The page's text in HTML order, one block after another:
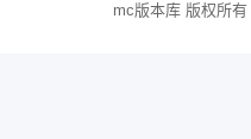
mc版本库 版权所有